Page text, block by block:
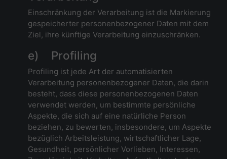
Einschränkung der Verarbeitung ist die Markierung
gespeicherter personenbezogener Daten mit dem
Ziel, ihre künftige Verarbeitung einzuschränken.
e) Profiling
Profiling ist jede Art der automatisierten
Verarbeitung personenbezogener Daten, die darin
besteht, dass diese personenbezogenen Daten
verwendet werden, um bestimmte persönliche
Aspekte, die sich auf eine natürliche Person
beziehen, zu bewerten, insbesondere, um Aspekte
bezüglich Arbeitsleistung, wirtschaftlicher Lage,
Gesundheit, persönlicher Vorlieben, Interessen,